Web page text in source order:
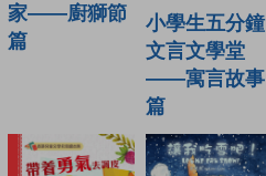
家——廚獅節
篇
小學生五分鐘
文言文學堂
——寓言故事
篇